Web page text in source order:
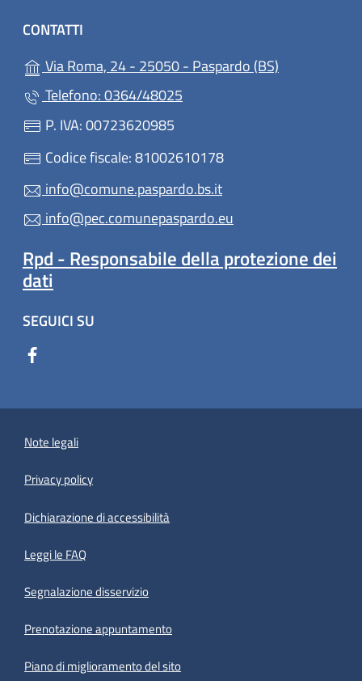
CONTATTI
Via Roma, 24 - 25050 - Paspardo (BS)
Telefono: 0364/48025
P. IVA: 00723620985
Codice fiscale: 81002610178
info@comune.paspardo.bs.it
info@pec.comunepaspardo.eu
Rpd - Responsabile della protezione dei
dati
SEGUICI SU
Note legali
Privacy policy
Dichiarazione di accessibilità
Leggi le FAQ
Segnalazione disservizio
Prenotazione appuntamento
Piano di miglioramento del sito